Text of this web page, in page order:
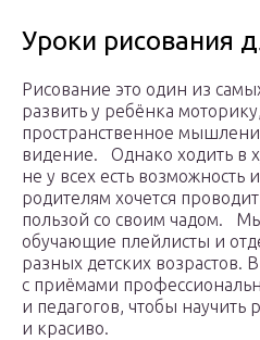
Уроки рисования
Рисование это один из
развить у ребёнка
пространственное
видение.⠀Однако ходить в
не у всех есть возможность
родителям хочется
пользой со своим
обучающие плейлисты и
разных детских возрастов.
с приёмами
и педагогов, чтобы научить
и красиво.